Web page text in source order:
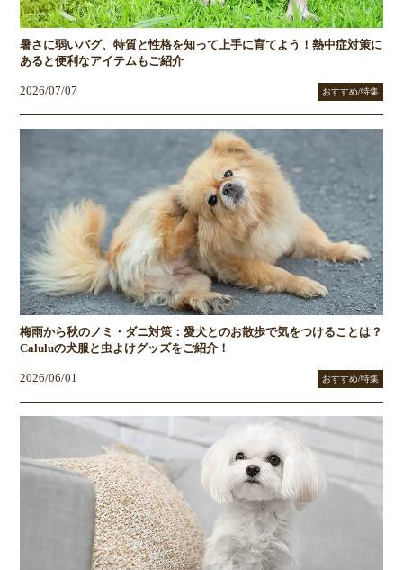
暑さに弱いパグ、特質と性格を知って上手に育てよう！熱中症対策に
あると便利なアイテムもご紹介
2026/07/07 おすすめ/特集
梅雨から秋のノミ・ダニ対策：愛犬とのお散歩で気をつけることは？
Caluluの犬服と虫よけグッズをご紹介！
2026/06/01 おすすめ/特集